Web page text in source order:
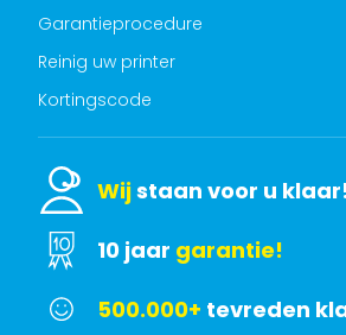
Garantieprocedure
Reinig uw printer
Kortingscode
Wijstaan voor u
10 jaar garantie!
500.000+ tevreden